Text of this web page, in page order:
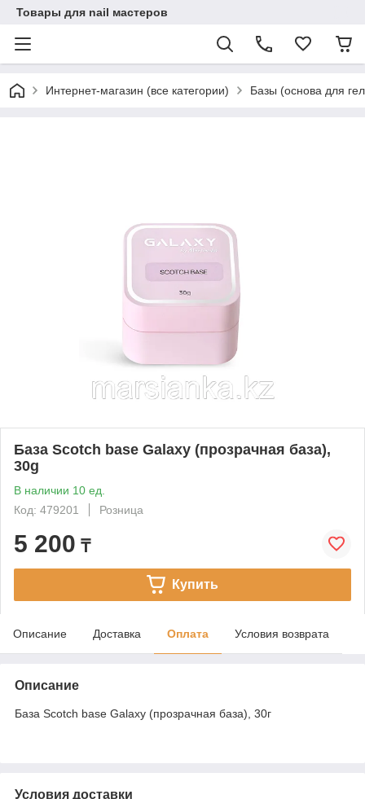
Товары для nail мастеров
Интернет-магазин (все категории) Базы (основа для
База Scotch base Galaxy (прозрачная база),
30g
В наличии 10 ед.
Код: 479201
Розница
5 200 ₸
Купить
Описание Доставка Оплата Условия возврата
Описание
База Scotch base Galaxy (прозрачная база), 30г
Условия доставки